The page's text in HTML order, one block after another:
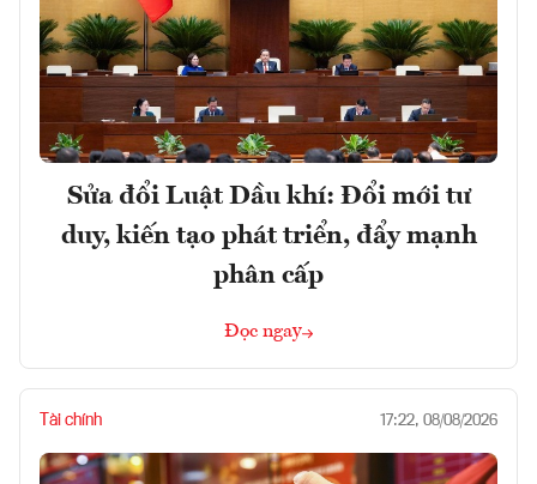
Sửa đổi Luật Dầu khí: Đổi mới tư
duy, kiến tạo phát triển, đẩy mạnh
phân cấp
Đọc ngay
Tài chính 17:22, 08/08/2026